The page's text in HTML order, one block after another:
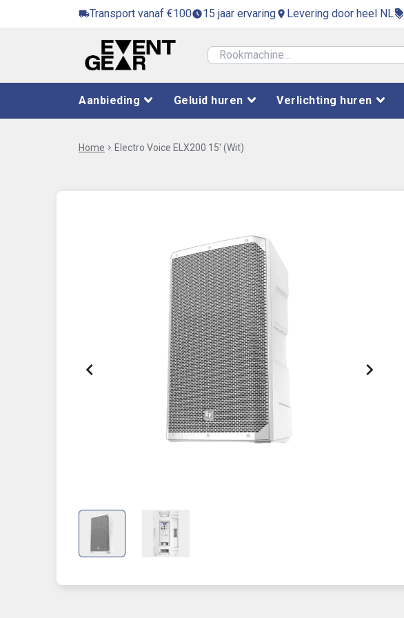
local_shippingTransport vanaf €100access_time_filled15 jaar ervaringlocation_on Levering door heel NLdiscount
Aanbieding Geluid huren Verlichting huren
Home chevron_right Electro Voice ELX200 15′ (Wit)